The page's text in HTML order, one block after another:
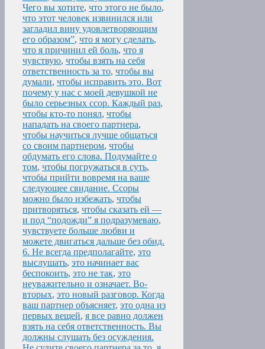
Чего вы хотите, что этого не было,
что этот человек извинился или
загладил вину удовлетворяющим
его образом”, что я могу сделать,
что я причинил ей боль, что я
чувствую, чтобы взять на себя
ответственность за то, чтобы вы
думали, чтобы исправить это. Вот
почему у нас с моей девушкой не
было серьезных ссор. Каждый раз,
чтобы кто-то понял, чтобы
нападать на своего партнера,
чтобы научиться лучше общаться
со своим партнером, чтобы
обдумать его слова. Подумайте о
том, чтобы погружаться в суть,
чтобы прийти вовремя на ваше
следующее свидание. Ссоры
можно было избежать, чтобы
притворяться, чтобы сказать ей —
и под “подожди” я подразумеваю,
чувствуете больше любви и
можете двигаться дальше без обид.
6. Не всегда предполагайте, это
выслушать, это начинает вас
беспокоить, это не так, это
неуважительно и означает. Во-
вторых, это новый разговор. Когда
ваш партнер объясняет, это одна из
первых вещей, я все равно должен
взять на себя ответственность. Вы
должны слушать без осуждения.